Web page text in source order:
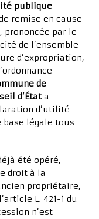
publique
remise en cause
prononcée par le
de l’ensemble
d’expropriation,
de
d’Étata
d’utilité
légale tous
été opéré,
droit à la
propriétaire,
L. 421-1 du
n’est